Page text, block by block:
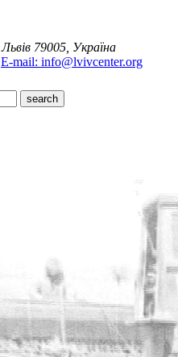
Львів 79005, Україна
E-mail: info@lvivcenter.org
search